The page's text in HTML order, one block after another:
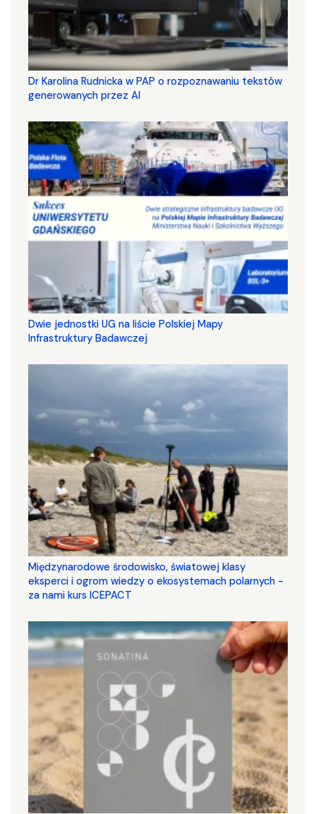
Dr Karolina Rudnicka w PAP o rozpoznawaniu tekstów
generowanych przez AI
Dwie jednostki UG na liście Polskiej Mapy
Infrastruktury Badawczej
Międzynarodowe środowisko, światowej klasy
eksperci i ogrom wiedzy o ekosystemach polarnych -
za nami kurs ICEPACT